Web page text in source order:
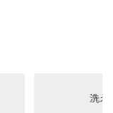
洗える布